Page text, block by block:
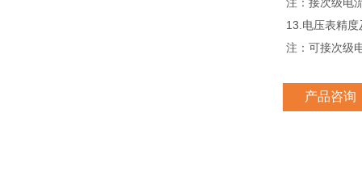
13.电压表精
注：可接次级
产品咨询